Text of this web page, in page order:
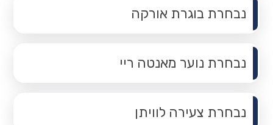
נבחרת בוגרת אורקה
נבחרת נוער מאנטה ריי
נבחרת צעירה לוויתן